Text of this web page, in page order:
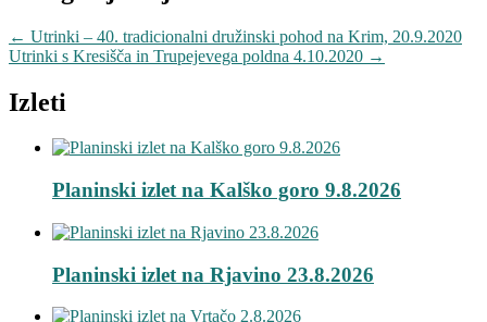
← Utrinki – 40. tradicionalni družinski pohod na Krim, 20.9.2020
Utrinki s Kresišča in Trupejevega poldna 4.10.2020 →
Izleti
Planinski izlet na Kalško goro 9.8.2026
Planinski izlet na Rjavino 23.8.2026